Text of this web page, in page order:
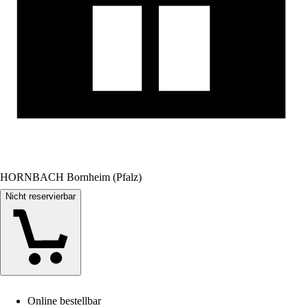
HORNBACH Bornheim (Pfalz)
Nicht reservierbar
Online bestellbar